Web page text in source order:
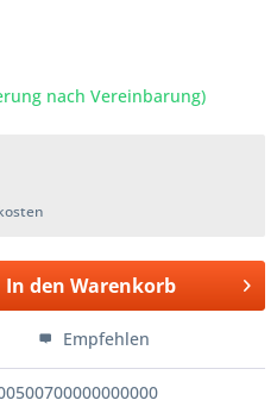
nach Vereinbarung)
In den Warenkorb
Empfehlen